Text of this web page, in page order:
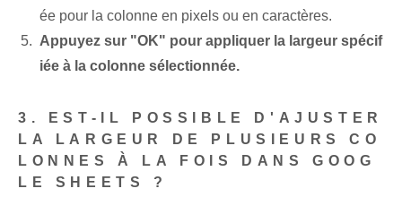
ée pour la colonne en pixels ou en caractères.
Appuyez sur "OK" pour appliquer la largeur spécif
iée à la colonne sélectionnée.
3. EST-IL POSSIBLE D'AJUSTER
LA LARGEUR DE PLUSIEURS CO
LONNES À LA FOIS DANS GOOG
LE SHEETS ?